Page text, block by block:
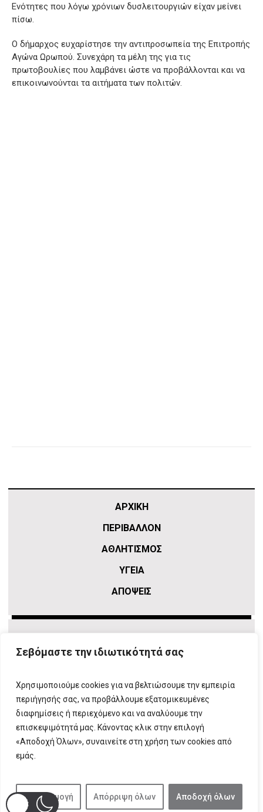
Σεβόμαστε την ιδιωτικότητά σας
Χρησιμοποιούμε cookies για να βελτιώσουμε την εμπειρία
περιήγησής σας, να προβάλλουμε εξατομικευμένες
διαφημίσεις ή περιεχόμενο και να αναλύουμε την
επισκεψιμότητά μας. Κάνοντας κλικ στην επιλογή
«Αποδοχή Όλων», συναινείτε στη χρήση των cookies από
εμάς.
Προσαρμογή Απόρριψη όλων Αποδοχή όλων
Ενότητες που λόγω χρόνιων δυσλειτουργιών είχαν μείνει
πίσω.
Ο δήμαρχος ευχαρίστησε την αντιπροσωπεία της Επιτροπής
Αγώνα Ωρωπού. Συνεχάρη τα μέλη της για τις
πρωτοβουλίες που λαμβάνει ώστε να προβάλλονται και να
επικοινωνούνται τα αιτήματα των πολιτών.
ΑΡΧΙΚΗ
ΠΕΡΙΒΑΛΛΟΝ
ΑΘΛΗΤΙΣΜΌΣ
ΥΓΕΙΑ
ΑΠΟΨΕΙΣ
T: 210 666 3993 E: info@attikovima.gr
ΠΛΗΡΟΦΟΡΙΕΣ
ΔΗΛΩΣΗ ΣΥΜΜΟΡΦΩΣΗΣ
ΜΕ ΤΗ ΣΥΣΤΑΣΗ (ΕΕ) 2018/334